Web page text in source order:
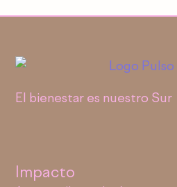
El bienestar es nuestro Sur
Impacto